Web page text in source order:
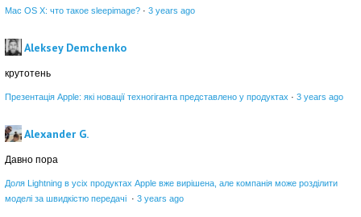
Mac OS X: что такое sleepimage? · 3 years ago
Aleksey Demchenko
крутотень
Презентація Apple: які новації техногіганта представлено у продуктах · 3 years ago
Alexander G.
Давно пора
Доля Lightning в усіх продуктах Apple вже вирішена, але компанія може розділити
моделі за швидкістю передачі · 3 years ago